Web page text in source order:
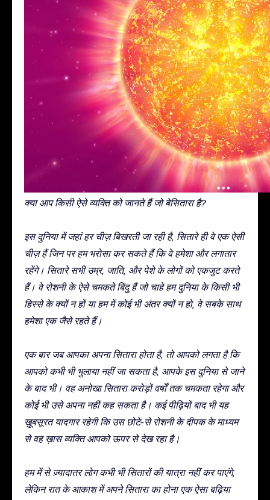
क्या आप किसी ऐसे व्यक्ति को जानते हैं जो बेसितारा है?
इस दुनिया में जहां हर चीज़ बिखरती जा रही है, सितारे ही वे एक ऐसी
चीज़ हैं जिन पर हम भरोसा कर सकते हैं कि वे हमेशा और लगातार
रहेंगे। सितारे सभी उम्र, जाति, और पेशे के लोगों को एकजुट करते
हैं। वे रोशनी के ऐसे चमकते बिंदु हैं जो चाहे हम दुनिया के किसी भी
हिस्से के क्यों न हों या हम में कोई भी अंतर क्यों न हो, वे सबके साथ
हमेशा एक जैसे रहते हैं।
एक बार जब आपका अपना सितारा होता है, तो आपको लगता है कि
आपको कभी भी भुलाया नहीं जा सकता है, आपके इस दुनिया से जाने
के बाद भी। वह अनोखा सितारा करोड़ों वर्षों तक चमकता रहेगा और
कोई भी उसे अपना नहीं कह सकता है। कई पीढ़ियों बाद भी यह
ख़ूबसूरत यादगार रहेगी कि उस छोटे-से रोशनी के दीपक के माध्यम
से वह ख़ास व्यक्ति आपको ऊपर से देख रहा है।
हम में से ज़्यादातर लोग कभी भी सितारों की यात्रा नहीं कर पाएंगे,
लेकिन रात के आकाश में अपने सितारा का होना एक ऐसा बढ़िया